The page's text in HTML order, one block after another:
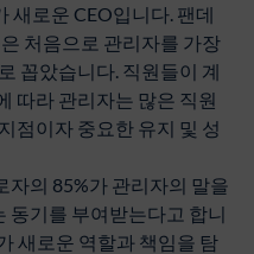
새로운 CEO입니다. 팬데
처음으로 관리자를 가장
꼽았습니다. 직원들이 계
따라 관리자는 많은 직원
점이자 중요한 유지 및 성
자의 85%가 관리자의 말을
동기를 부여받는다고 합니
새로운 역할과 책임을 탐